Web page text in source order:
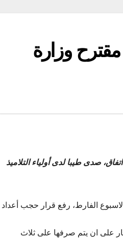
مقترح وزارة
صدى طيبا لدى أولياء التلاميذ
الاسبوع الفارط، رفع قرار حجب أعداد
ضوء الاتفاق مع وزارة التربية والحكومة والقاضي بصرف زيادة للقطاع بـ 300 دينار على ان يتم صرفها على ثلاث